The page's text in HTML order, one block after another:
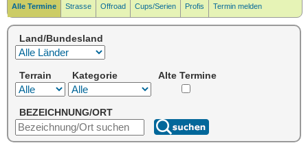
Alle Termine Strasse Offroad Cups/Serien Profis Termin melden
Land/Bundesland
Terrain Kategorie Alte Termine
BEZEICHNUNG/ORT